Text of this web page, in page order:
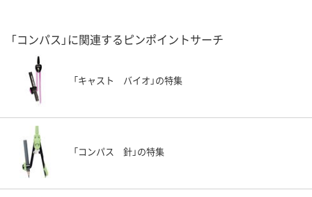
「コンパス」に関連するピンポイントサーチ
「キャスト バイオ」の特集
「コンパス 針」の特集